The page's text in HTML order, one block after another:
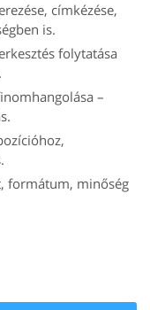
címkézése,
is.
folytatása
–
formátum, minőség